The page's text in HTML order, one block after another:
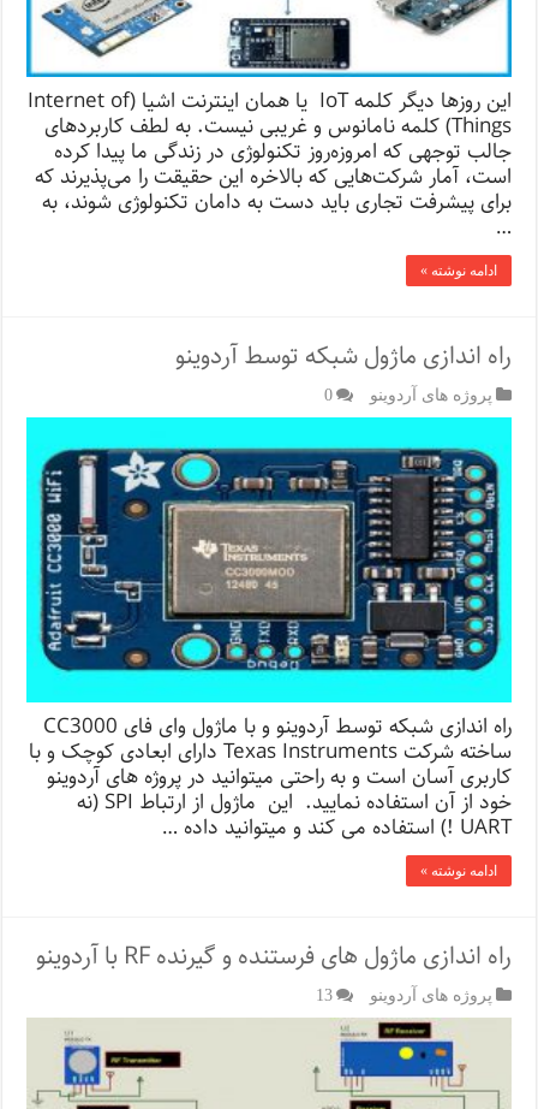
این روزها دیگر کلمه IoT یا همان اینترنت اشیا (Internet of
Things) کلمه نامانوس و غریبی نیست. به لطف کاربردهای
جالب توجهی که امروزه‌روز تکنولوژی در زندگی ما پیدا کرده
است، آمار شرکت‌هایی که بالاخره این حقیقت را می‌پذیرند که
برای پیشرفت تجاری باید دست به دامان تکنولوژی شوند، به
…
ادامه نوشته »
راه اندازی ماژول شبکه توسط آردوینو
پروژه های آردوینو 0
راه اندازی شبکه توسط آردوینو و با ماژول وای فای CC3000
ساخته شرکت Texas Instruments دارای ابعادی کوچک و با
کاربری آسان است و به راحتی میتوانید در پروژه های آردوینو
خود از آن استفاده نمایید. این ماژول از ارتباط SPI (نه
UART !) استفاده می کند و میتوانید داده …
ادامه نوشته »
راه اندازی ماژول های فرستنده و گیرنده RF با آردوینو
پروژه های آردوینو 13